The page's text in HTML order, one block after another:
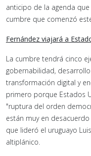
anticipo de la agenda
cumbre que comenzó
Fernández viajará a
La cumbre tendrá cinco
gobernabilidad,
transformación digital y
primero porque Estados
"ruptura del orden
están muy en
que lideró el uruguayo
altiplánico.